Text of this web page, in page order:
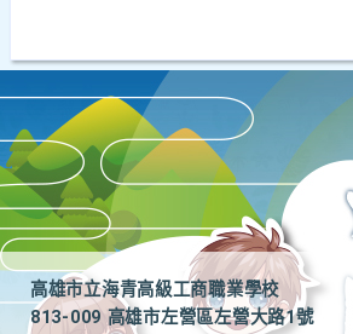
高雄市立海青高級工商職業學校
813-009 高雄市左營區左營大路1號